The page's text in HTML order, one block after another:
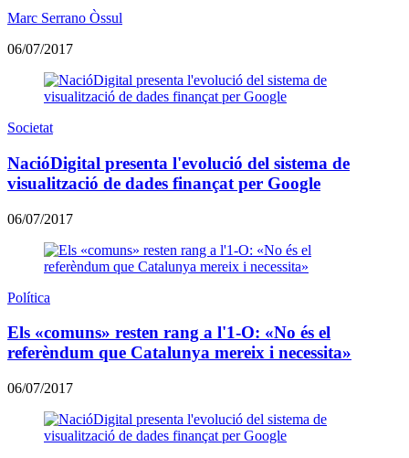
Marc Serrano Òssul
06/07/2017
Societat
NacióDigital presenta l'evolució del sistema de
visualització de dades finançat per Google
06/07/2017
Política
Els «comuns» resten rang a l'1-O: «No és el
referèndum que Catalunya mereix i necessita»
06/07/2017